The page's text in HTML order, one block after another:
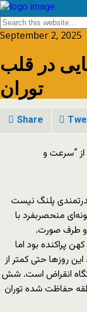
September 2, 2025
در قلب
توران
Share
از “سرعت و
پلنگ نیست
منحصربفرد با
طرف صورت.
پراکنده بود اما
روزها حتی کمتر از
پرتگاه انقراض است. شش
حفاظت شده توران